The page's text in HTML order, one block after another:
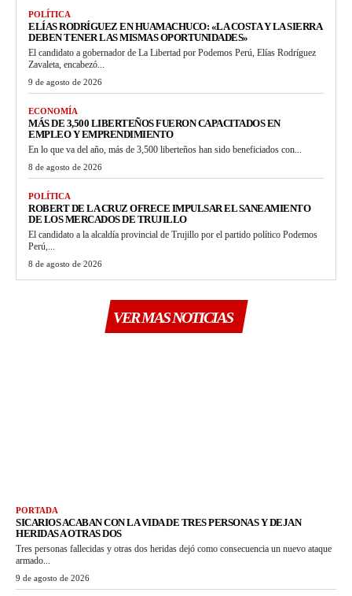
POLÍTICA
ELÍAS RODRÍGUEZ EN HUAMACHUCO: «LA COSTA Y LA SIERRA
DEBEN TENER LAS MISMAS OPORTUNIDADES»
El candidato a gobernador de La Libertad por Podemos Perú, Elías Rodríguez
Zavaleta, encabezó...
9 de agosto de 2026
ECONOMÍA
MÁS DE 3,500 LIBERTEÑOS FUERON CAPACITADOS EN
EMPLEO Y EMPRENDIMIENTO
En lo que va del año, más de 3,500 liberteños han sido beneficiados con...
8 de agosto de 2026
POLÍTICA
ROBERT DE LA CRUZ OFRECE IMPULSAR EL SANEAMIENTO
DE LOS MERCADOS DE TRUJILLO
El candidato a la alcaldía provincial de Trujillo por el partido político Podemos
Perú,...
8 de agosto de 2026
VER MAS NOTICIAS
PORTADA
SICARIOS ACABAN CON LA VIDA DE TRES PERSONAS Y DEJAN
HERIDAS A OTRAS DOS
Tres personas fallecidas y otras dos heridas dejó como consecuencia un nuevo ataque
armado...
9 de agosto de 2026